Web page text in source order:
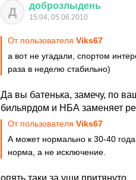
Д доброзлыдень
15:04, 05.06.2010
От пользователя Viks67
а вот не угадали, спортом
раза в неделю стабильно)
Да вы батенька, замечу, по
бильярдом и НБА заменяет
От пользователя Viks67
А может нормально к 30-40
норма, а не исключение.
опять таки за уши